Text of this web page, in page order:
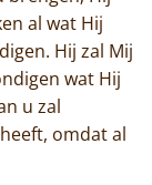
al wat Hij
Hij zal Mij
wat Hij
u zal
omdat al